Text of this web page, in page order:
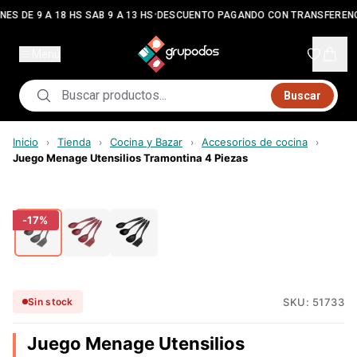
DE 9 A 18 HS SAB 9 A 13 HS•DESCUENTO PAGANDO CON
Buscar
Inicio › Tienda › Cocina y Bazar › Accesorios de cocina ›
Juego Menage Utensilios Tramontina 4 Piezas
-17%
Sin stock SKU: 51733
Juego Menage Utensilios